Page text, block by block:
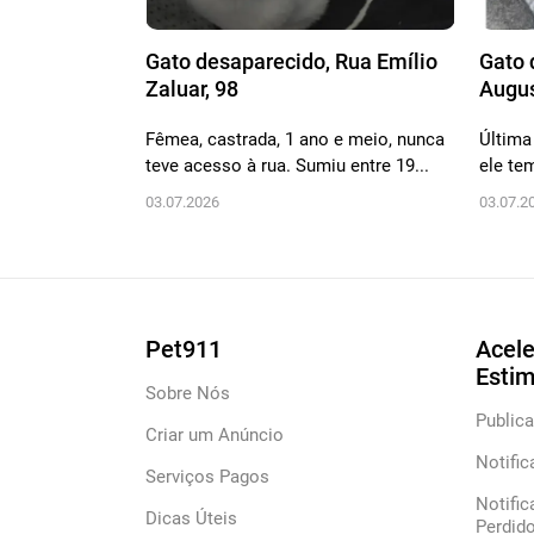
Gato desaparecido, Rua Emílio
Zaluar, 98
Fêmea, castrada, 1 ano e meio, nunca
teve acesso à rua. Sumiu entre 19...
03.07.2026
Gato
ele
Pet911
Sobre Nós
Criar um Anúncio
Serviços Pagos
Dicas Úteis